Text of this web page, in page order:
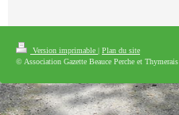
Version imprimable | Plan du site
© Association Gazette Beauce Perche et Thymerais